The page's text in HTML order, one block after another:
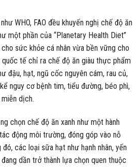
WHO, FAO đều khuyến nghị chế độ ăn
một phần của “Planetary Health Diet”
sức khỏe cá nhân vừa bền vững cho
quốc tế chỉ ra chế độ ăn giàu thực phẩm
đậu, hạt, ngũ cốc nguyên cám, rau củ,
nguy cơ bệnh tim, tiểu đường, béo phì,
dịch.
chọn chế độ ăn xanh như một hành
động môi trường, đóng góp vào nỗ
các loại sữa hạt như hạnh nhân, yến
dần trở thành lựa chọn quen thuộc